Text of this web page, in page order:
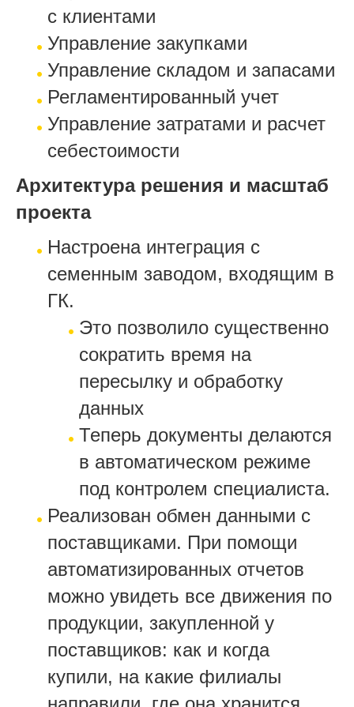
с клиентами
Управление закупками
Управление складом и запасами
Регламентированный учет
Управление затратами и расчет
себестоимости
Архитектура решения и масштаб
проекта
Настроена интеграция с
семенным заводом, входящим в
ГК.
Это позволило существенно
сократить время на
пересылку и обработку
данных
Теперь документы делаются
в автоматическом режиме
под контролем специалиста.
Реализован обмен данными с
поставщиками. При помощи
автоматизированных отчетов
можно увидеть все движения по
продукции, закупленной у
поставщиков: как и когда
купили, на какие филиалы